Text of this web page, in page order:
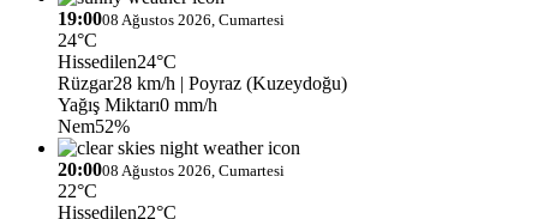
19:0008 Ağustos 2026, Cumartesi
24°C
Hissedilen24°C
Rüzgar28 km/h | Poyraz (Kuzeydoğu)
Yağış Miktarı0 mm/h
Nem52%
20:0008 Ağustos 2026, Cumartesi
22°C
Hissedilen22°C